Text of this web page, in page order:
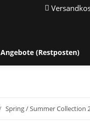
Angebote (Restposten)
Spring / Summer Collection